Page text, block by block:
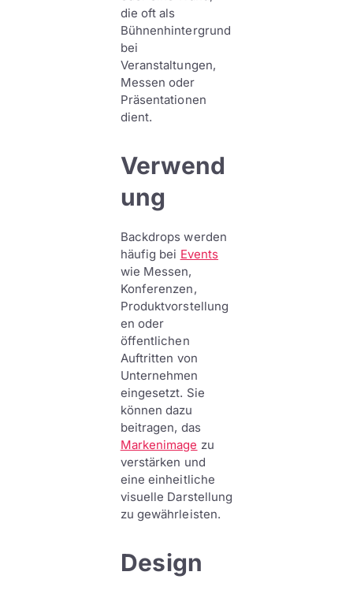
die oft als
Bühnenhintergrund
bei
Veranstaltungen,
Messen oder
Präsentationen
dient.
Verwend
ung
Backdrops werden
häufig bei Events
wie Messen,
Konferenzen,
Produktvorstellung
en oder
öffentlichen
Auftritten von
Unternehmen
eingesetzt. Sie
können dazu
beitragen, das
Markenimage zu
verstärken und
eine einheitliche
visuelle Darstellung
zu gewährleisten.
Design